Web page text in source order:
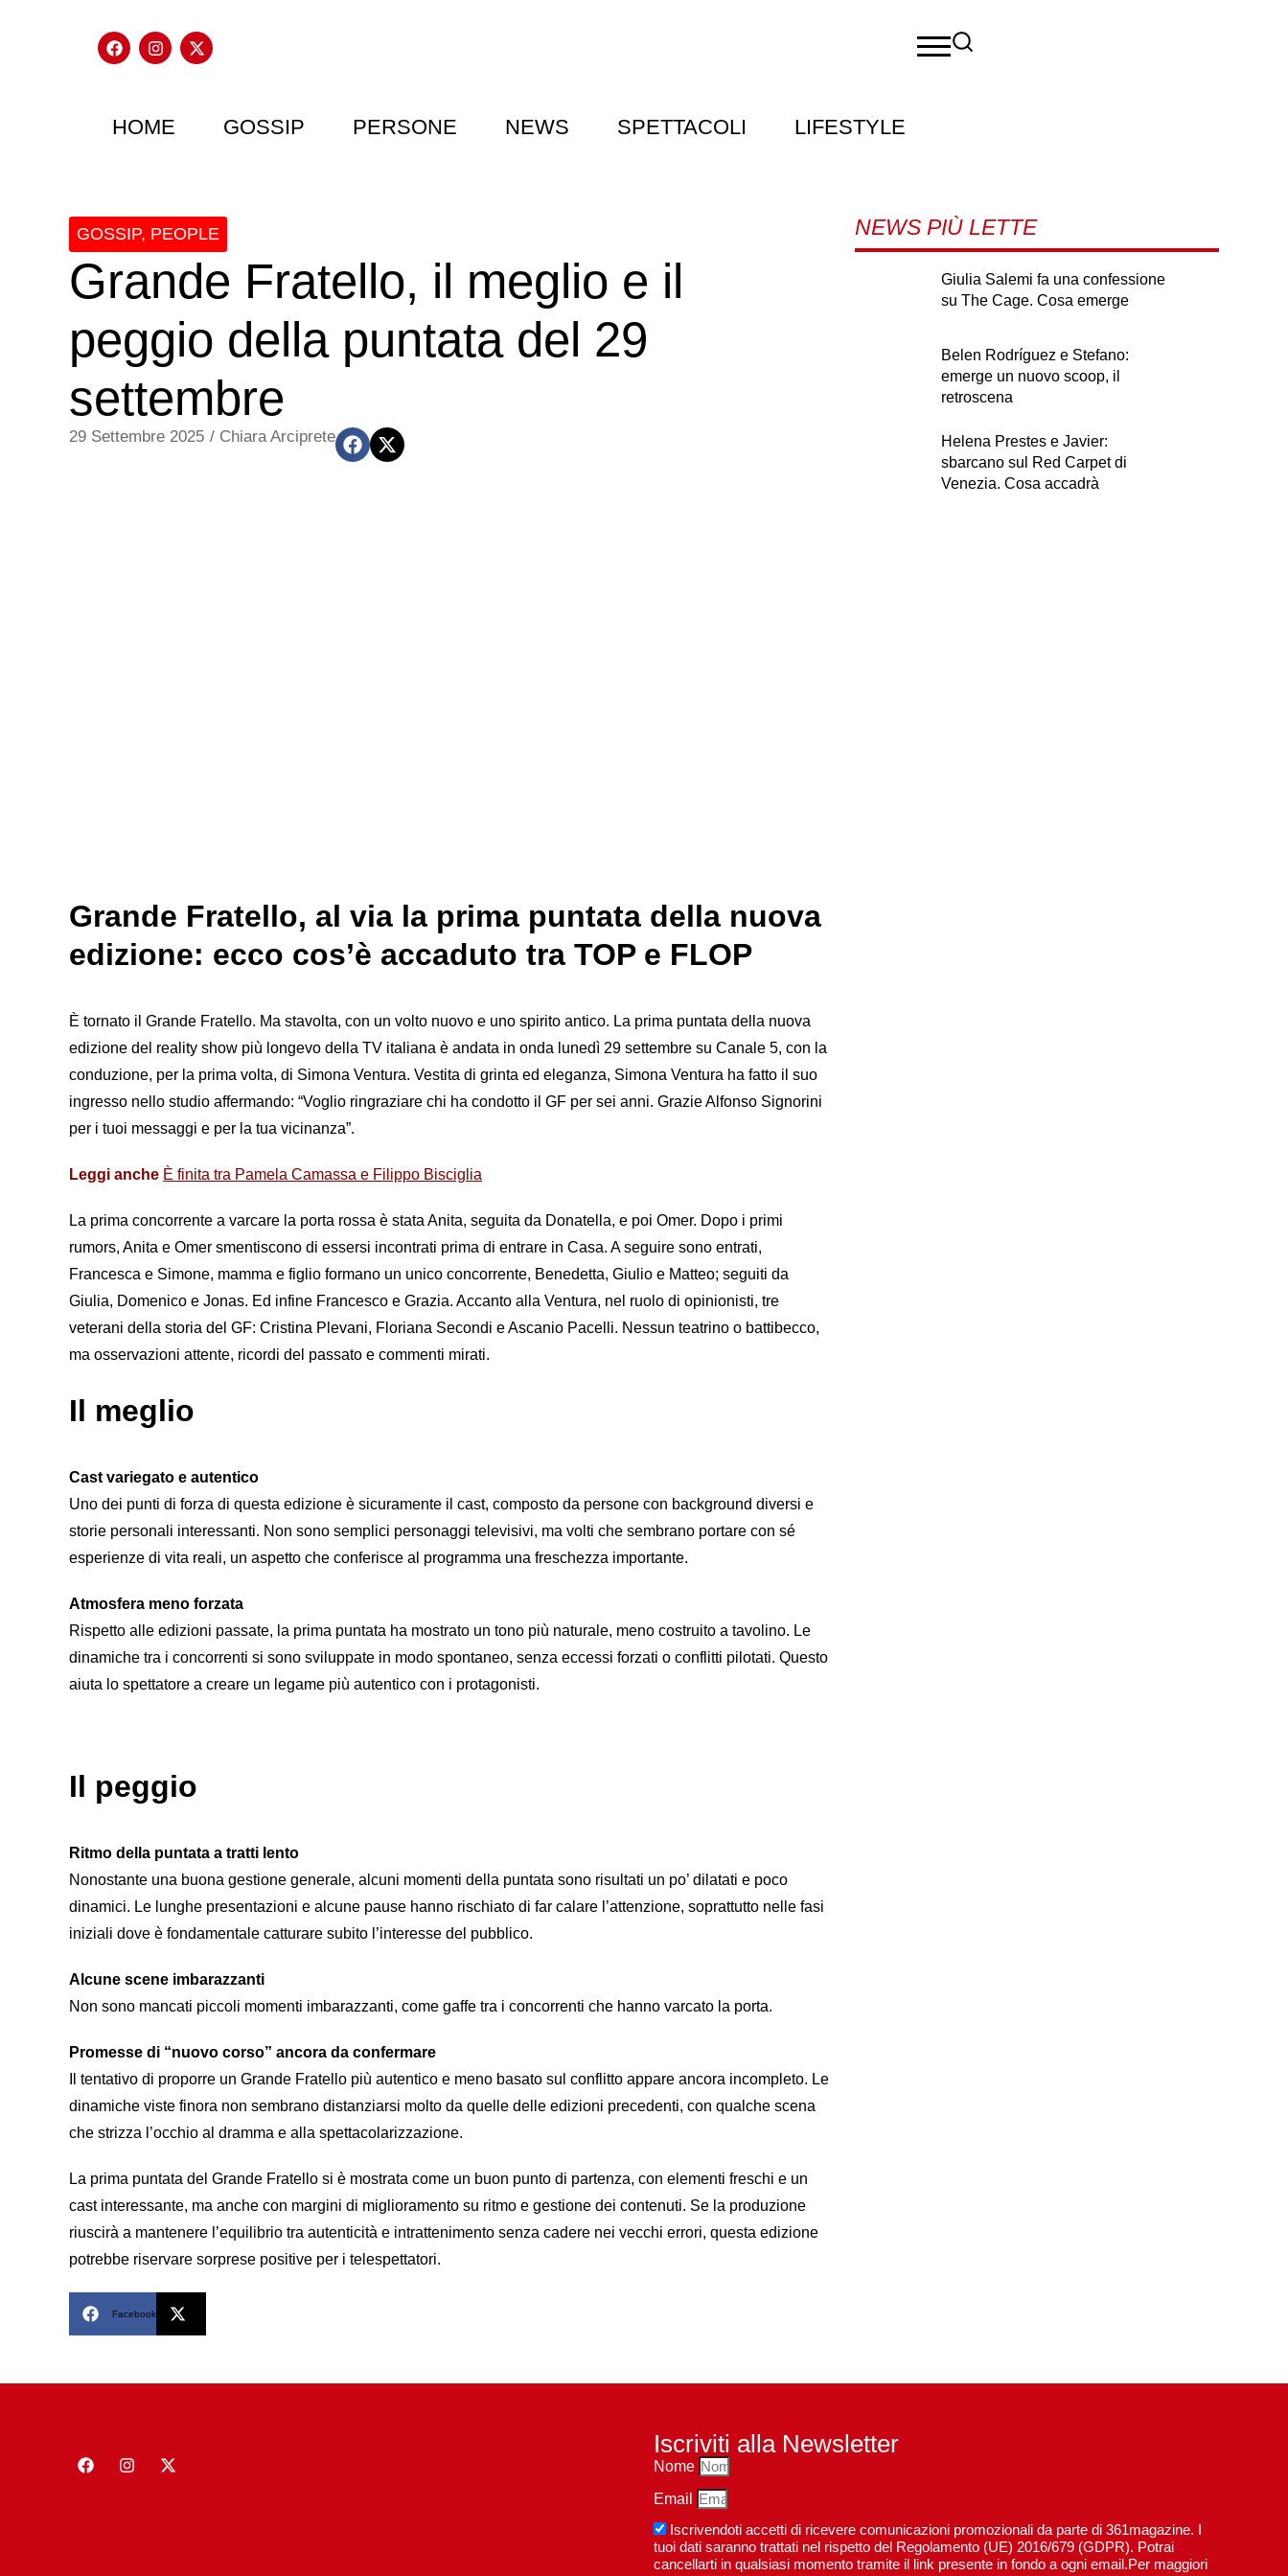
HOME GOSSIP PERSONE NEWS SPETTACOLI LIFESTYLE
GOSSIP, PEOPLE
Grande Fratello, il meglio e il
peggio della puntata del 29
settembre
29 Settembre 2025 / Chiara Arciprete
Grande Fratello, al via la prima puntata della nuova
edizione: ecco cos’è accaduto tra TOP e FLOP
È tornato il Grande Fratello. Ma stavolta, con un volto nuovo e uno spirito antico. La prima puntata della nuova
edizione del reality show più longevo della TV italiana è andata in onda lunedì 29 settembre su Canale 5, con la
conduzione, per la prima volta, di Simona Ventura. Vestita di grinta ed eleganza, Simona Ventura ha fatto il suo
ingresso nello studio affermando: “Voglio ringraziare chi ha condotto il GF per sei anni. Grazie Alfonso Signorini
per i tuoi messaggi e per la tua vicinanza”.
Leggi anche È finita tra Pamela Camassa e Filippo Bisciglia
La prima concorrente a varcare la porta rossa è stata Anita, seguita da Donatella, e poi Omer. Dopo i primi
rumors, Anita e Omer smentiscono di essersi incontrati prima di entrare in Casa. A seguire sono entrati,
Francesca e Simone, mamma e figlio formano un unico concorrente, Benedetta, Giulio e Matteo; seguiti da
Giulia, Domenico e Jonas. Ed infine Francesco e Grazia. Accanto alla Ventura, nel ruolo di opinionisti, tre
veterani della storia del GF: Cristina Plevani, Floriana Secondi e Ascanio Pacelli. Nessun teatrino o battibecco,
ma osservazioni attente, ricordi del passato e commenti mirati.
Il meglio
Cast variegato e autentico
Uno dei punti di forza di questa edizione è sicuramente il cast, composto da persone con background diversi e
storie personali interessanti. Non sono semplici personaggi televisivi, ma volti che sembrano portare con sé
esperienze di vita reali, un aspetto che conferisce al programma una freschezza importante.
Atmosfera meno forzata
Rispetto alle edizioni passate, la prima puntata ha mostrato un tono più naturale, meno costruito a tavolino. Le
dinamiche tra i concorrenti si sono sviluppate in modo spontaneo, senza eccessi forzati o conflitti pilotati. Questo
aiuta lo spettatore a creare un legame più autentico con i protagonisti.
Il peggio
Ritmo della puntata a tratti lento
Nonostante una buona gestione generale, alcuni momenti della puntata sono risultati un po’ dilatati e poco
dinamici. Le lunghe presentazioni e alcune pause hanno rischiato di far calare l’attenzione, soprattutto nelle fasi
iniziali dove è fondamentale catturare subito l’interesse del pubblico.
Alcune scene imbarazzanti
Non sono mancati piccoli momenti imbarazzanti, come gaffe tra i concorrenti che hanno varcato la porta.
Promesse di “nuovo corso” ancora da confermare
Il tentativo di proporre un Grande Fratello più autentico e meno basato sul conflitto appare ancora incompleto. Le
dinamiche viste finora non sembrano distanziarsi molto da quelle delle edizioni precedenti, con qualche scena
che strizza l’occhio al dramma e alla spettacolarizzazione.
La prima puntata del Grande Fratello si è mostrata come un buon punto di partenza, con elementi freschi e un
cast interessante, ma anche con margini di miglioramento su ritmo e gestione dei contenuti. Se la produzione
riuscirà a mantenere l’equilibrio tra autenticità e intrattenimento senza cadere nei vecchi errori, questa edizione
potrebbe riservare sorprese positive per i telespettatori.
Facebook
NEWS PIÙ LETTE
Giulia Salemi fa una confessione
su The Cage. Cosa emerge
Belen Rodríguez e Stefano:
emerge un nuovo scoop, il
retroscena
Helena Prestes e Javier:
sbarcano sul Red Carpet di
Venezia. Cosa accadrà
Iscriviti alla Newsletter
Nome
Email
Iscrivendoti accetti di ricevere comunicazioni promozionali da parte di 361magazine. I
tuoi dati saranno trattati nel rispetto del Regolamento (UE) 2016/679 (GDPR). Potrai
cancellarti in qualsiasi momento tramite il link presente in fondo a ogni email.Per maggiori